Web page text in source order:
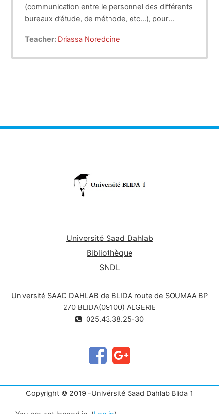
(communication entre le personnel des différents
bureaux d’étude, de méthode, etc…), pour
mécaniques (ou autres domaines comme le
année licence (semestre 3) du Département de
Teacher: Driassa Noreddine
Université Saad Dahlab
Bibliothèque
SNDL
Université SAAD DAHLAB de BLIDA route de SOUMAA BP
270 BLIDA(09100) ALGERIE
025.43.38.25-30
Copyright © 2019 -Univérsité Saad Dahlab Blida 1